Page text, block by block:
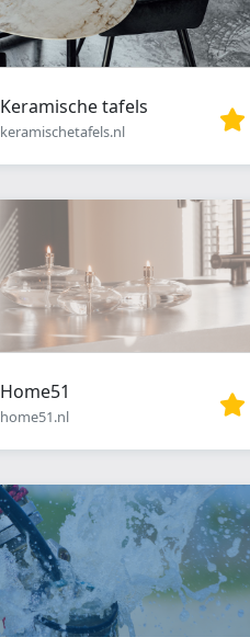
Keramische tafels
keramischetafels.nl
Home51
home51.nl